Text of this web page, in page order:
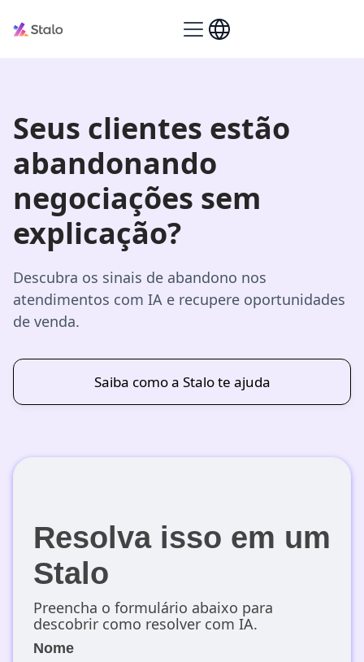
Seus clientes estão
abandonando
negociações sem
explicação?
Descubra os sinais de abandono nos
atendimentos com IA e recupere oportunidades
de venda.
Saiba como a Stalo te ajuda
Resolva isso em um
Stalo
Preencha o formulário abaixo para
descobrir como resolver com IA.
Nome